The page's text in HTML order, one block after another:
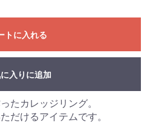
トに入れる
入りに追加
たカレッジリング。
だけるアイテムです。